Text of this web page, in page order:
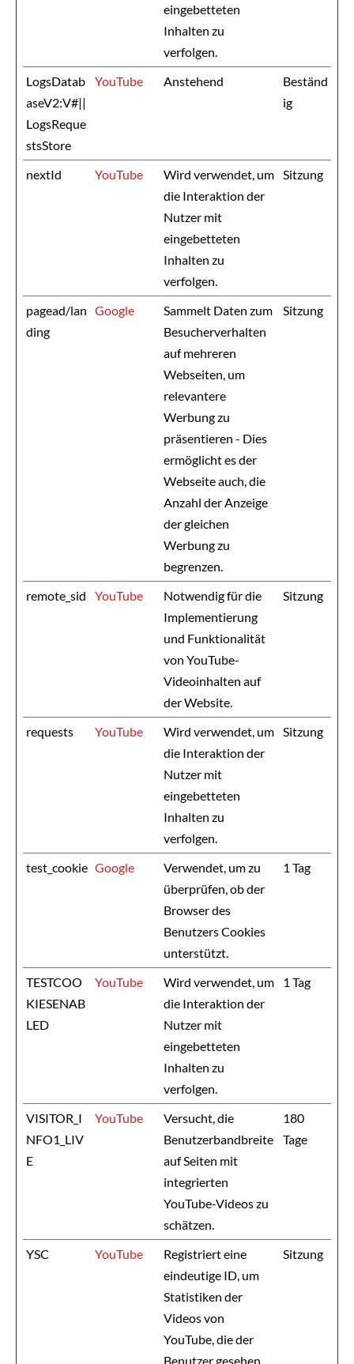
eingebetteten
Inhalten zu
verfolgen.
LogsDatab
aseV2:V#||
LogsReque
stsStore
YouTube Anstehend
Beständ
ig
nextId YouTube
Wird verwendet, um
die Interaktion der
Nutzer mit
eingebetteten
Inhalten zu
verfolgen.
Sitzung
pagead/lan
ding
Google
Sammelt Daten zum
Besucherverhalten
auf mehreren
Webseiten, um
relevantere
Werbung zu
präsentieren - Dies
ermöglicht es der
Webseite auch, die
Anzahl der Anzeige
der gleichen
Werbung zu
begrenzen.
Sitzung
remote_sid YouTube
Notwendig für die
Implementierung
und Funktionalität
von YouTube-
Videoinhalten auf
der Website.
Sitzung
requests YouTube
Wird verwendet, um
die Interaktion der
Nutzer mit
eingebetteten
Inhalten zu
verfolgen.
Sitzung
test_cookie Google
Verwendet, um zu
überprüfen, ob der
Browser des
Benutzers Cookies
unterstützt.
1 Tag
TESTCOO
KIESENAB
LED
YouTube
Wird verwendet, um
die Interaktion der
Nutzer mit
eingebetteten
Inhalten zu
verfolgen.
1 Tag
VISITOR_I
NFO1_LIV
E
YouTube
Versucht, die
Benutzerbandbreite
auf Seiten mit
integrierten
YouTube-Videos zu
schätzen.
180
Tage
YSC YouTube
Registriert eine
eindeutige ID, um
Statistiken der
Videos von
YouTube, die der
Benutzer gesehen
Sitzung